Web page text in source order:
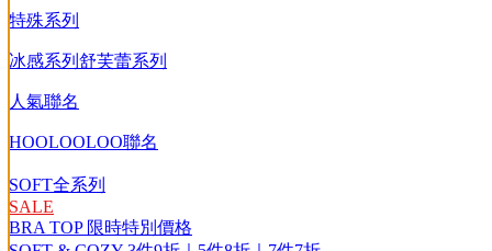
特殊系列
冰感系列 舒芙蕾系列
人氣聯名
HOOLOOLOO聯名
SOFT全系列
SALE
BRA TOP 限時特別價格